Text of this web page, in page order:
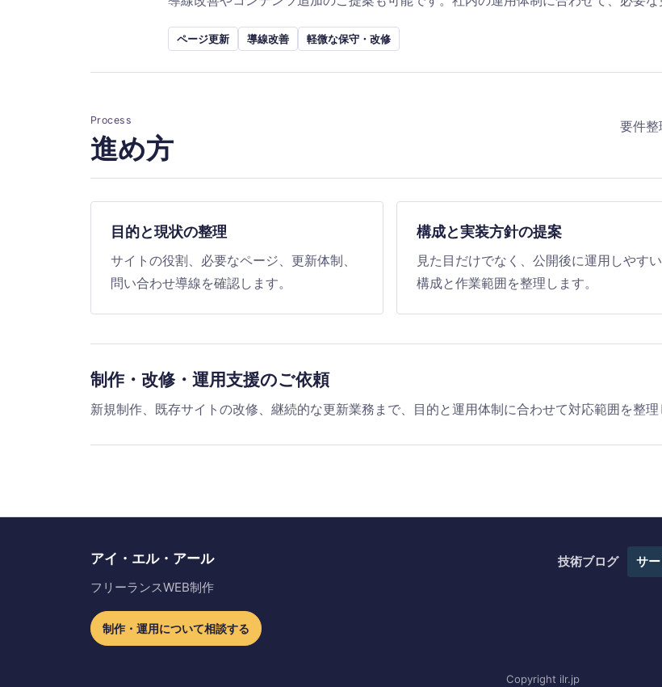
ページ更新 導線改善 軽微な保守・改修
Process
進め方
要件整
目的と現状の整理
サイトの役割、必要なページ、更新体制、
問い合わせ導線を確認します。
構成と実装方針の提案
見た目だけでなく、公開後に運用しやすい
構成と作業範囲を整理します。
制作・改修・運用支援のご依頼
新規制作、既存サイトの改修、継続的な更新業務まで、目的と運用体制に合わせて対応範囲を整理
アイ・エル・アール
フリーランスWEB制作
制作・運用について相談する
技術ブログ サ
Copyright ilr.jp